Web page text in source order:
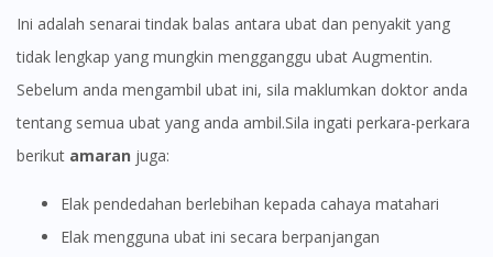
Ini adalah senarai tindak balas antara ubat dan penyakit yang
tidak lengkap yang mungkin mengganggu ubat Augmentin.
Sebelum anda mengambil ubat ini, sila maklumkan doktor anda
tentang semua ubat yang anda ambil.Sila ingati perkara-perkara
berikut amaran juga:
Elak pendedahan berlebihan kepada cahaya matahari
Elak mengguna ubat ini secara berpanjangan